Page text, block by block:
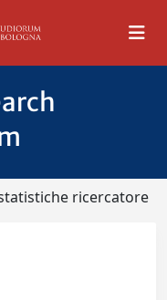
ricercatore